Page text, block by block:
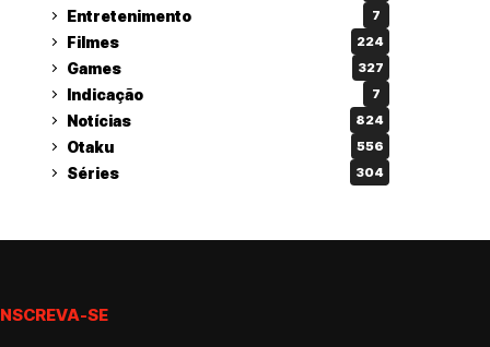
Entretenimento 7
Filmes 224
Games 327
Indicação 7
Notícias 824
Otaku 556
Séries 304
SE